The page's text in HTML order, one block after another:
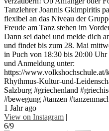
Tanzlehrer Joannis Gkimpiritis
flexibel an das Niveau der
Freude am Tanz stehen im
Dann sei dabei und melde dich
und findet bis zum 28. Mai
in Puch von 18:30 bis 20:00
und Anmeldung unter:
https://www.volkshochschule.at/
Rhythmus-Kultur-und-
Salzburg #griechenland
#bewegung #tanzen
1 Jahr ago
View on Instagram |
6/9